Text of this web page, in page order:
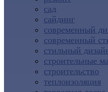
сад
сайдинг
современный
современный
стильный
строительные
строительство
теплоизоляция